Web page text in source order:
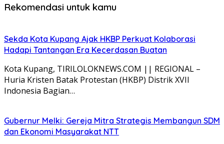
Rekomendasi untuk kamu
Sekda Kota Kupang Ajak HKBP Perkuat Kolaborasi
Hadapi Tantangan Era Kecerdasan Buatan
Kota Kupang, TIRILOLOKNEWS.COM || REGIONAL –
Huria Kristen Batak Protestan (HKBP) Distrik XVII
Indonesia Bagian…
Gubernur Melki: Gereja Mitra Strategis Membangun SDM
dan Ekonomi Masyarakat NTT